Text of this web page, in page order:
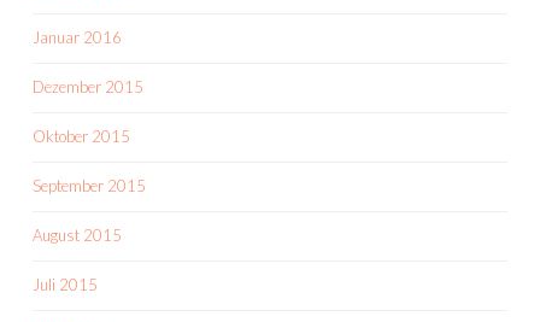
Januar 2016
Dezember 2015
Oktober 2015
September 2015
August 2015
Juli 2015